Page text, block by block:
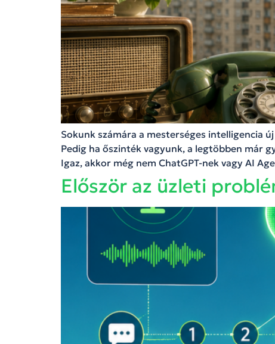
Sokunk számára a mesterséges intelligencia
Pedig ha őszinték vagyunk, a legtöbben már
Igaz, akkor még nem ChatGPT-nek vagy AI
Először az üzleti